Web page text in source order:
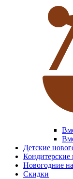
Детские
Кондитерские
Новогодние
Скидки